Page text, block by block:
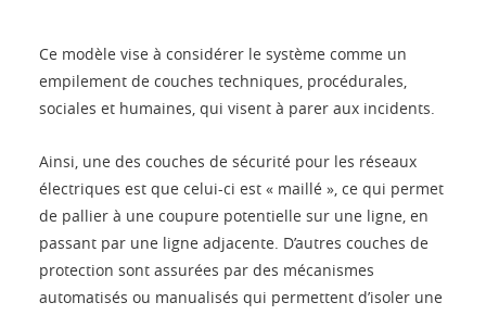
Ce modèle vise à considérer le système comme un
empilement de couches techniques, procédurales,
sociales et humaines, qui visent à parer aux incidents.
Ainsi, une des couches de sécurité pour les réseaux
électriques est que celui-ci est « maillé », ce qui permet
de pallier à une coupure potentielle sur une ligne, en
passant par une ligne adjacente. D’autres couches de
protection sont assurées par des mécanismes
automatisés ou manualisés qui permettent d’isoler une